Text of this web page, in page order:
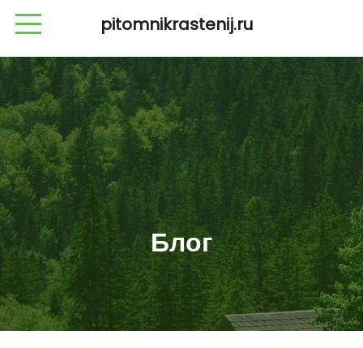
pitomnikrastenij.ru
Блог